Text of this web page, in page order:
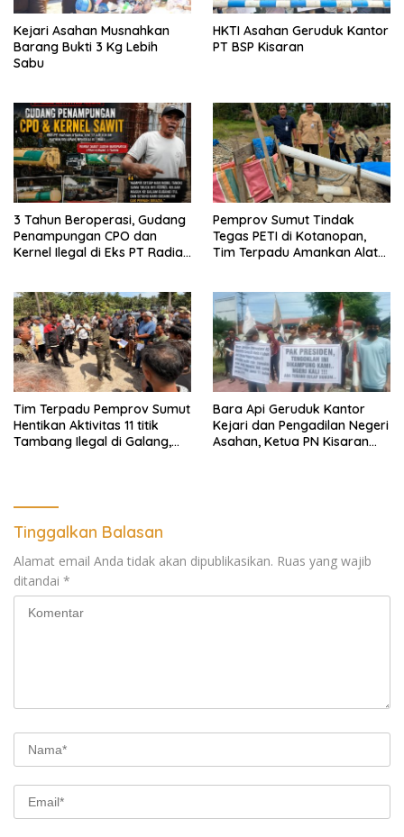
Kejari Asahan Musnahkan
Barang Bukti 3 Kg Lebih
Sabu
HKTI Asahan Geruduk Kantor
PT BSP Kisaran
3 Tahun Beroperasi, Gudang
Penampungan CPO dan
Kernel Ilegal di Eks PT Radian
Pemprov Sumut Tindak
Tegas PETI di Kotanopan,
Tim Terpadu Amankan Alat
Tim Terpadu Pemprov Sumut
Hentikan Aktivitas 11 titik
Tambang Ilegal di Galang,
Bara Api Geruduk Kantor
Kejari dan Pengadilan Negeri
Asahan, Ketua PN Kisaran
Tinggalkan Balasan
Alamat email Anda tidak akan dipublikasikan. Ruas yang wajib
ditandai *